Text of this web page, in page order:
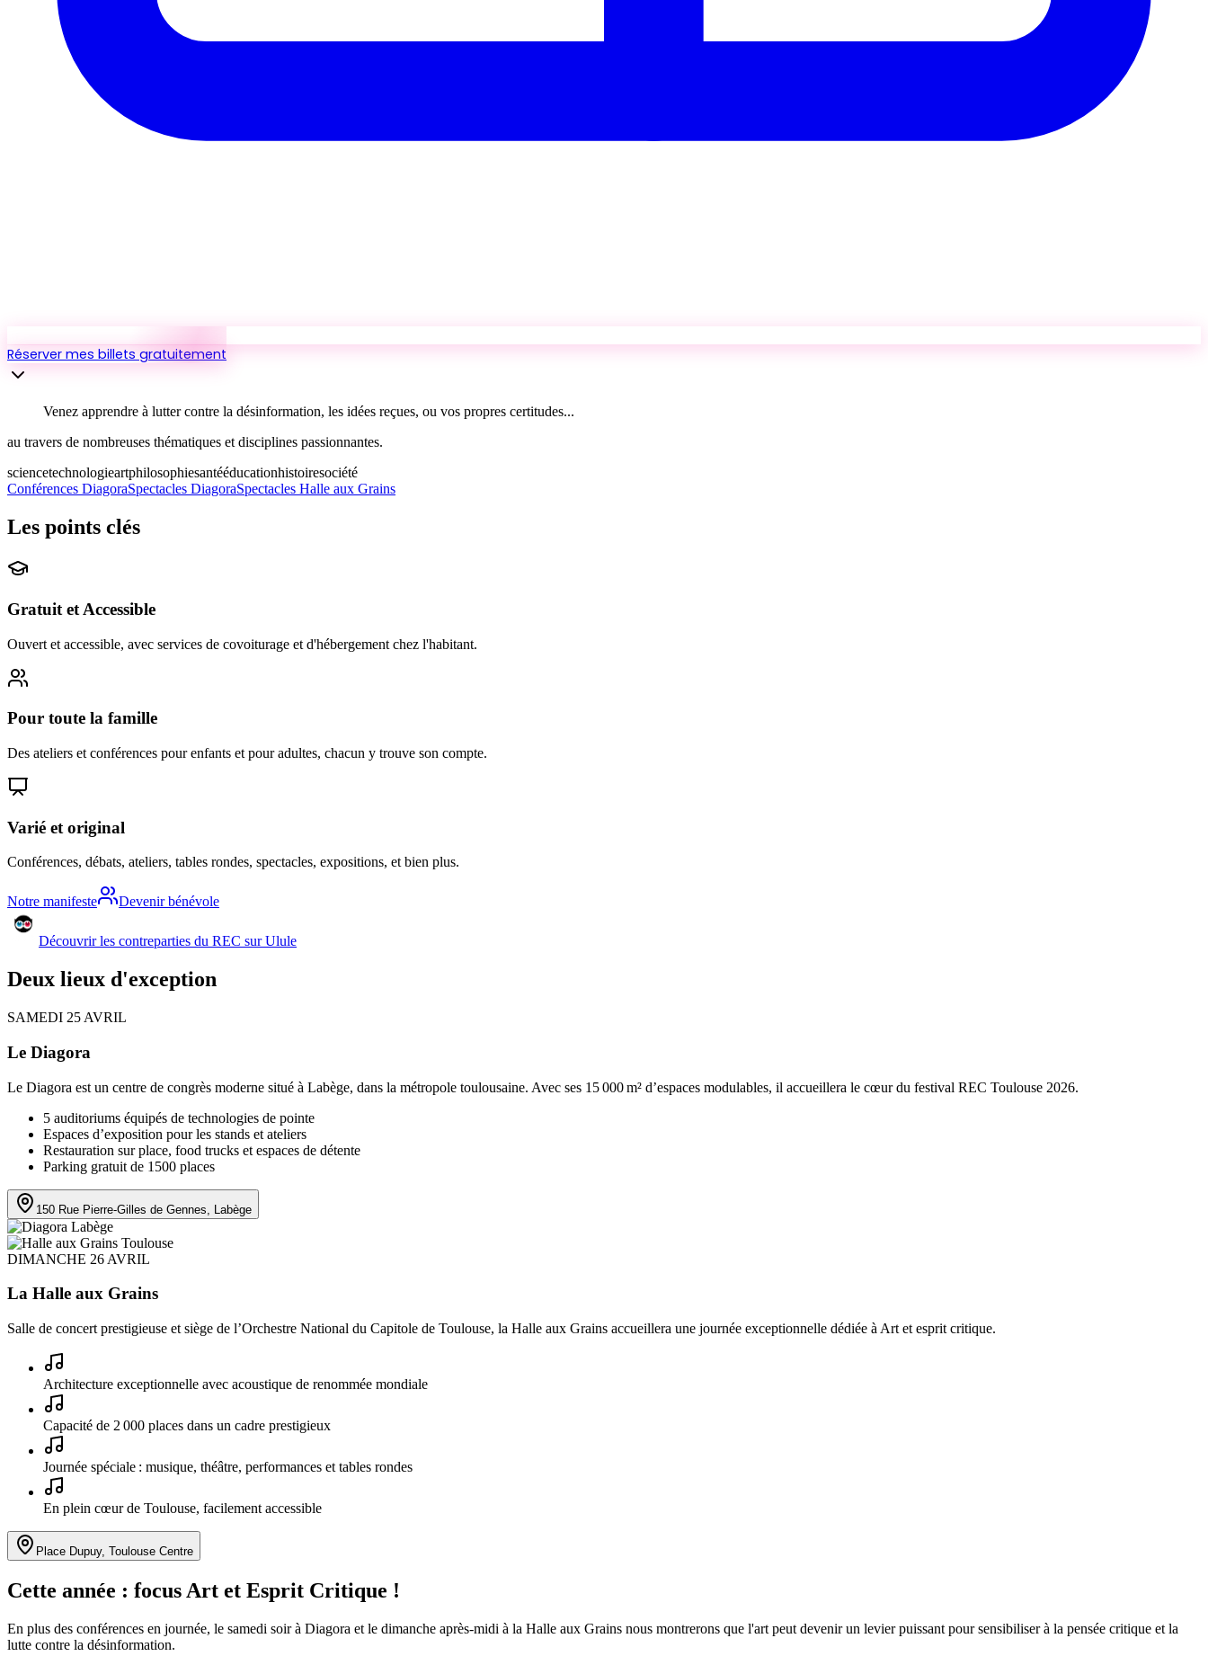
Réserver mes billets gratuitement
Venez apprendre à lutter contre la désinformation, les idées reçues, ou vos propres certitudes...
au travers de nombreuses thématiques et disciplines passionnantes.
sciencetechnologieartphilosophiesantééducationhistoiresociété
Conférences DiagoraSpectacles DiagoraSpectacles Halle aux Grains
Les points clés
Gratuit et Accessible
Ouvert et accessible, avec services de covoiturage et d'hébergement chez l'habitant.
Pour toute la famille
Des ateliers et conférences pour enfants et pour adultes, chacun y trouve son compte.
Varié et original
Conférences, débats, ateliers, tables rondes, spectacles, expositions, et bien plus.
Notre manifeste Devenir bénévole
Découvrir les contreparties du REC sur Ulule
Deux lieux d'exception
SAMEDI 25 AVRIL
Le Diagora
Le Diagora est un centre de congrès moderne situé à Labège, dans la métropole toulousaine. Avec ses 15 000 m² d’espaces modulables, il accueillera le cœur du festival REC Toulouse 2026.
5 auditoriums équipés de technologies de pointe
Espaces d’exposition pour les stands et ateliers
Restauration sur place, food trucks et espaces de détente
Parking gratuit de 1500 places
150 Rue Pierre-Gilles de Gennes, Labège
DIMANCHE 26 AVRIL
La Halle aux Grains
Salle de concert prestigieuse et siège de l’Orchestre National du Capitole de Toulouse, la Halle aux Grains accueillera une journée exceptionnelle dédiée à Art et esprit critique.
Architecture exceptionnelle avec acoustique de renommée mondiale
Capacité de 2 000 places dans un cadre prestigieux
Journée spéciale : musique, théâtre, performances et tables rondes
En plein cœur de Toulouse, facilement accessible
Place Dupuy, Toulouse Centre
Cette année : focus Art et Esprit Critique !
En plus des conférences en journée, le samedi soir à Diagora et le dimanche après-midi à la Halle aux Grains nous montrerons que l'art peut devenir un levier puissant pour sensibiliser à la pensée critique et la
lutte contre la désinformation.